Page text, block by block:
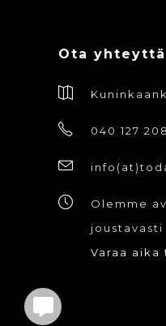
Ota yhteyttä
040 127
Olemme
joustavasti
Varaa aika